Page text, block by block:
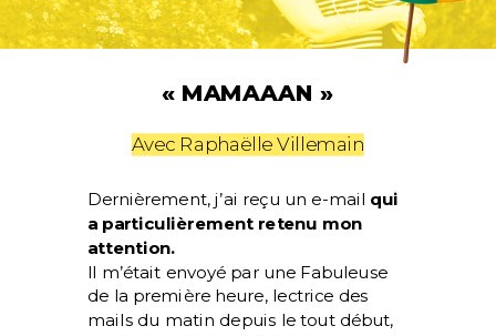
« MAMAAAN »
Avec Raphaëlle Villemain
Dernièrement, j’ai reçu un e-mail qui
a particulièrement retenu mon
attention.
Il m’était envoyé par une Fabuleuse
de la première heure, lectrice des
mails du matin depuis le tout début,